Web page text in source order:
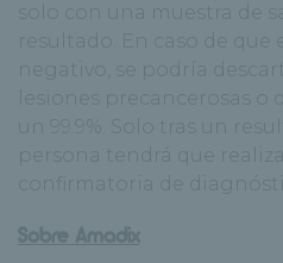
solo con una muestra de
resultado. En caso de que
negativo, se podría
lesiones precancerosas o
un 99.9%. Solo tras un
persona tendrá que
confirmatoria de
Sobre Amadix